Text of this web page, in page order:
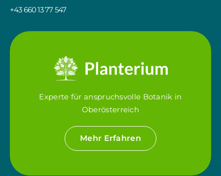
+43 660 13 77 547
Experte für anspruchsvolle Botanik in
Oberösterreich
Mehr Erfahren